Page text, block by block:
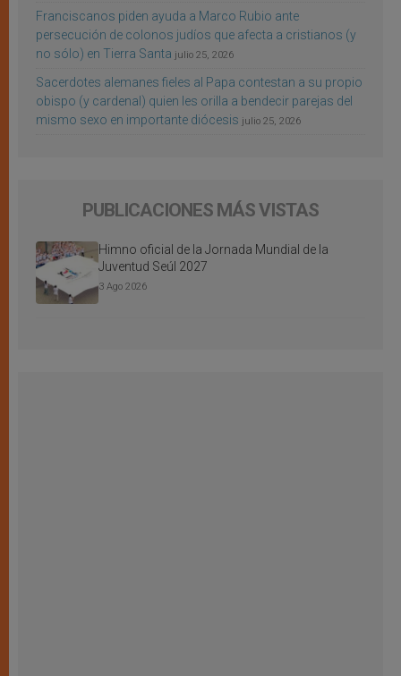
Franciscanos piden ayuda a Marco Rubio ante
persecución de colonos judíos que afecta a cristianos (y
no sólo) en Tierra Santa julio 25, 2026
Sacerdotes alemanes fieles al Papa contestan a su propio
obispo (y cardenal) quien les orilla a bendecir parejas del
mismo sexo en importante diócesis julio 25, 2026
PUBLICACIONES MÁS VISTAS
Himno oficial de la Jornada Mundial de la
Juventud Seúl 2027
3 Ago 2026